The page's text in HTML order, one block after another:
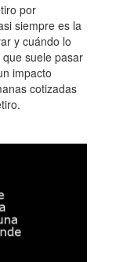
por
siempre es la
y cuándo lo
suele pasar
impacto
cotizadas